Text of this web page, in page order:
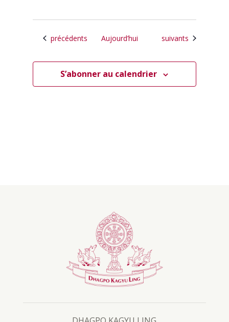
Calendrier
précédents Aujourd’hui Calendrier
suivants
S’abonner au calendrier